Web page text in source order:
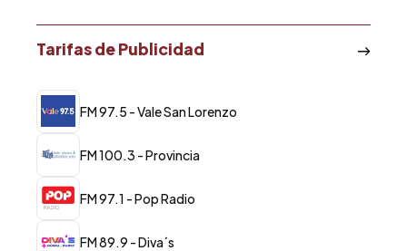
Tarifas de Publicidad
FM 97.5 - Vale San Lorenzo
FM 100.3 - Provincia
FM 97.1 - Pop Radio
FM 89.9 - Diva´s